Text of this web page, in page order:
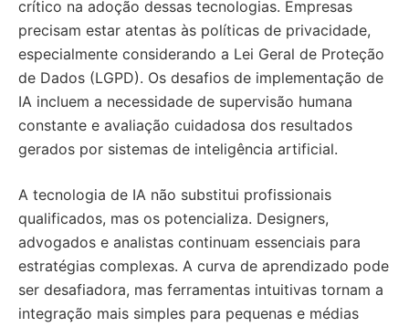
crítico na adoção dessas tecnologias. Empresas
precisam estar atentas às políticas de privacidade,
especialmente considerando a Lei Geral de Proteção
de Dados (LGPD). Os desafios de implementação de
IA incluem a necessidade de supervisão humana
constante e avaliação cuidadosa dos resultados
gerados por sistemas de inteligência artificial.
A tecnologia de IA não substitui profissionais
qualificados, mas os potencializa. Designers,
advogados e analistas continuam essenciais para
estratégias complexas. A curva de aprendizado pode
ser desafiadora, mas ferramentas intuitivas tornam a
integração mais simples para pequenas e médias